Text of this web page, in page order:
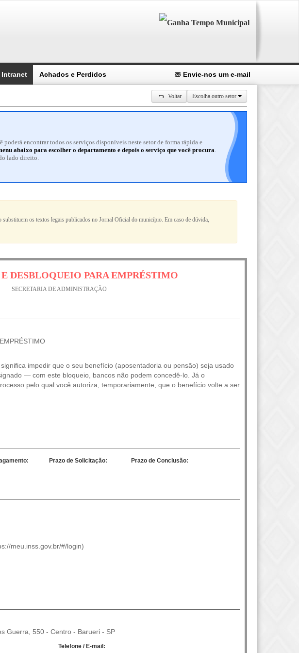
Intranet Achados e Perdidos Envie-nos um e-mail
Escolha outro setor
Voltar
encontrar todos os serviços disponíveis neste setor de forma rápida e
abaixo para escolher o departamento e depois o serviço que você procura.
lado direito.
os textos legais publicados no Jornal Oficial do município. Em caso de dúvida,
DESBLOQUEIO PARA EMPRÉSTIMO
SECRETARIA DE ADMINISTRAÇÃO
impedir que o seu benefício (aposentadoria ou pensão) seja usado
— com este bloqueio, bancos não podem concedê-lo. Já o
pelo qual você autoriza, temporariamente, que o benefício volte a ser
Prazo de Solicitação: Prazo de Conclusão:
meu.inss.gov.br/#/login)
Guerra, 550 - Centro - Barueri - SP
Telefone / E-mail: